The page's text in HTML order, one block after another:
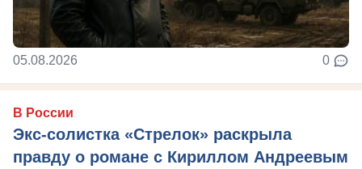
05.08.2026 0
В России
Экс-солистка «Стрелок» раскрыла
правду о романе с Кириллом Андреевым